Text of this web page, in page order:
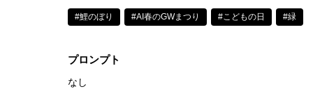
#鯉のぼり #AI春のGWまつり #こどもの日 #緑
プロンプト
なし